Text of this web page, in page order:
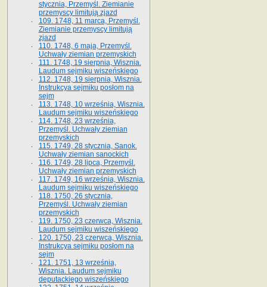
stycznia, Przemyśl. Ziemianie
przemyscy limitują zjazd
109. 1748, 11 marca, Przemyśl.
Ziemianie przemyscy limitują
zjazd
110. 1748, 6 maja, Przemyśl.
Uchwały ziemian przemyskich
111. 1748, 19 sierpnia, Wisznia.
Laudum sejmiku wiszeńskiego
112. 1748, 19 sierpnia, Wisznia.
Instrukcya sejmiku posłom na
sejm
113. 1748, 10 września, Wisznia.
Laudum sejmiku wiszeńskiego
114. 1748, 23 września,
Przemyśl. Uchwały ziemian
przemyskich
115. 1749, 28 stycznia, Sanok.
Uchwały ziemian sanockich
116. 1749, 28 lipca, Przemyśl.
Uchwały ziemian przemyskich
117. 1749, 16 września, Wisznia.
Laudum sejmiku wiszeńskiego
118. 1750, 26 stycznia,
Przemyśl. Uchwały ziemian
przemyskich
119. 1750, 23 czerwca, Wisznia.
Laudum sejmiku wiszeńskiego
120. 1750, 23 czerwca, Wisznia.
Instrukcya sejmiku posłom na
sejm
121. 1751, 13 września,
Wisznia. Laudum sejmiku
deputackiego wiszeńskiego